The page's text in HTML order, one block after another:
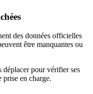
des données officielles
être manquantes ou
pour vérifier ses
prise en charge.